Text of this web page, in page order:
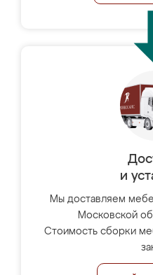
и
Мы доставляем
Московской
Стоимость сборки